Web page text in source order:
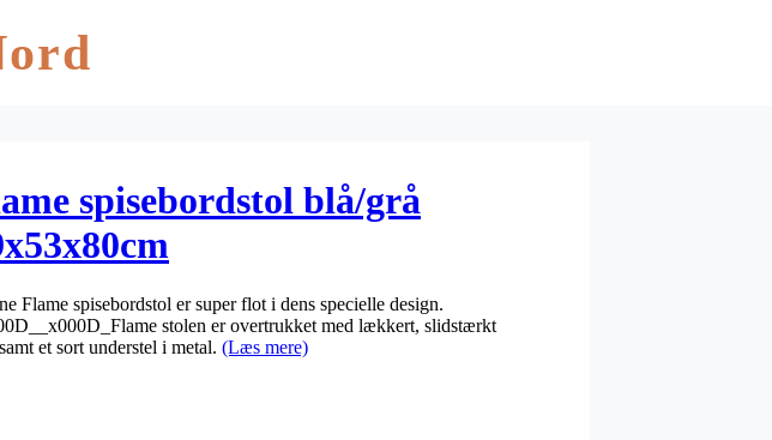
spisebordstol blå/grå
Flame spisebordstol er super flot i dens specielle design.
stolen er overtrukket med lækkert, slidstærkt
et sort understel i metal. (Læs mere)